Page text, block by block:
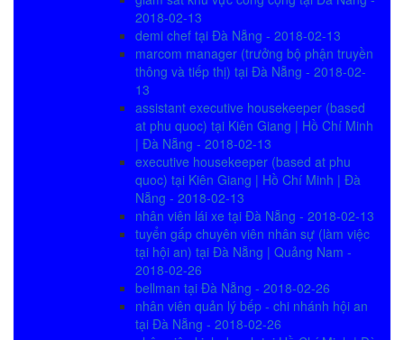
2018-02-13
demi chef tại Đà Nẵng - 2018-02-13
marcom manager (trưởng bộ phận truyền
thông và tiếp thị) tại Đà Nẵng - 2018-02-
13
assistant executive housekeeper (based
at phu quoc) tại Kiên Giang | Hồ Chí Minh
| Đà Nẵng - 2018-02-13
executive housekeeper (based at phu
quoc) tại Kiên Giang | Hồ Chí Minh | Đà
Nẵng - 2018-02-13
nhân viên lái xe tại Đà Nẵng - 2018-02-13
tuyển gấp chuyên viên nhân sự (làm việc
tại hội an) tại Đà Nẵng | Quảng Nam -
2018-02-26
bellman tại Đà Nẵng - 2018-02-26
nhân viên quản lý bếp - chi nhánh hội an
tại Đà Nẵng - 2018-02-26